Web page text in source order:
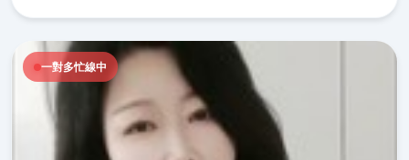
一對多忙線中